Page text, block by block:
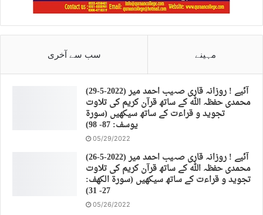
سب سے آخری مہینے
(29-5-2022) آئیے ! روزانہ قاری صہیب احمد میر
محمدی حفظہ اللہ کے ساتھ قرآن کریم کی تلاوت
تجوید و قراءت کے ساتھ سیکھیں (سورة
يوسف: 87- 98)
05/29/2022
(26-5-2022) آئیے ! روزانہ قاری صہیب احمد میر
محمدی حفظہ اللہ کے ساتھ قرآن کریم کی تلاوت
تجوید و قراءت کے ساتھ سیکھیں (سورة الكهف:
27- 31)
05/26/2022